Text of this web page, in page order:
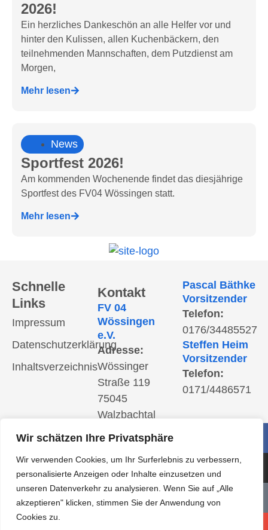
Wir schätzen Ihre Privatsphäre
Wir verwenden Cookies, um Ihr Surferlebnis zu verbessern,
personalisierte Anzeigen oder Inhalte einzusetzen und
unseren Datenverkehr zu analysieren. Wenn Sie auf „Alle
akzeptieren" klicken, stimmen Sie der Anwendung von
Cookies zu.
2026!
Ein herzliches Dankeschön an alle Helfer vor und
hinter den Kulissen, allen Kuchenbäckern, den
teilnehmenden Mannschaften, dem Putzdienst am
Morgen,
Mehr lesen
News
Sportfest 2026!
Am kommenden Wochenende findet das diesjährige
Sportfest des FV04 Wössingen statt.
Mehr lesen
Schnelle
Links
Impressum
Datenschutzerklärung
Inhaltsverzeichnis
Kontakt
FV 04
Wössingen
e.V.
Adresse:
Wössinger
Straße 119
75045
Walzbachtal
Steiner Straße
12c; 75045
Walzbachtal
E-Mail:
info@fv04woessingen.de
Pascal Bäthke
Vorsitzender
Telefon:
0176/34485527
Steffen Heim
Vorsitzender
Telefon:
0171/4486571